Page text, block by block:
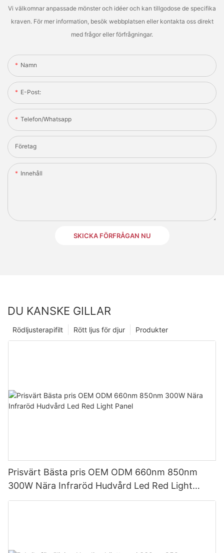
Vi välkomnar anpassade mönster och idéer och kan tillgodose de specifika
kraven. För mer information, besök webbplatsen eller kontakta oss direkt
med frågor eller förfrågningar.
Namn
E-Post:
Telefon/whatsapp
Företag
Innehåll
SKICKA FÖRFRÅGAN NU
DU KANSKE GILLAR
Produkter
Rött ljus för djur
Rödljusterapifilt
Prisvärt Bästa pris OEM ODM 660nm 850nm
300W Nära Infraröd Hudvård Led Red Light
Panel